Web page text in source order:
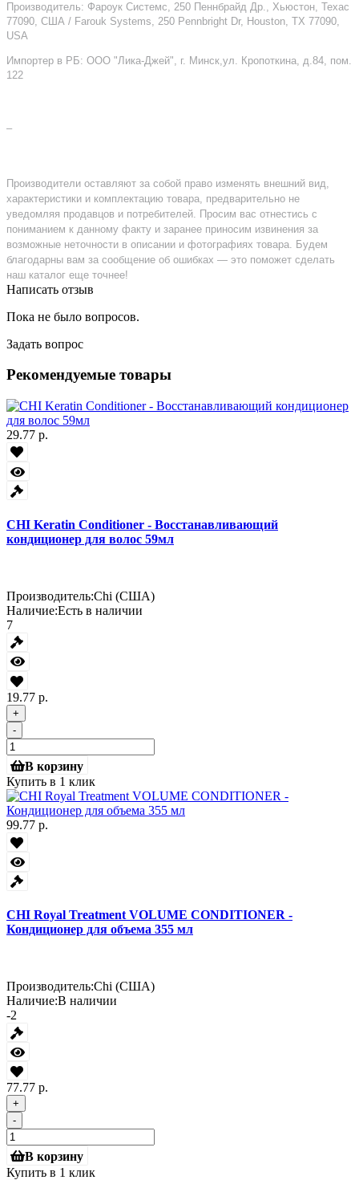
Производитель: Фароук Системс, 250 Пеннбрайд Др., Хьюстон, Техас
77090, США / Farouk Systems, 250 Pennbright Dr, Houston, TX 77090,
USA
Импортер в РБ: ООО "Лика-Джей", г. Минск,ул. Кропоткина, д.84, пом.
122
–
Производители оставляют за собой право изменять внешний вид,
характеристики и комплектацию товара, предварительно не
уведомляя продавцов и потребителей. Просим вас отнестись с
пониманием к данному факту и заранее приносим извинения за
возможные неточности в описании и фотографиях товара. Будем
благодарны вам за сообщение об ошибках — это поможет сделать
наш каталог еще точнее!
Написать отзыв
Пока не было вопросов.
Задать вопрос
Рекомендуемые товары
29.77 р.
CHI Keratin Conditioner - Восстанавливающий
кондиционер для волос 59мл
Производитель:Chi (США)
Наличие:Есть в наличии
7
19.77 р.
+
-
В корзину
Купить в 1 клик
99.77 р.
CHI Royal Treatment VOLUME CONDITIONER -
Кондиционер для объема 355 мл
Производитель:Chi (США)
Наличие:В наличии
-2
77.77 р.
+
-
В корзину
Купить в 1 клик